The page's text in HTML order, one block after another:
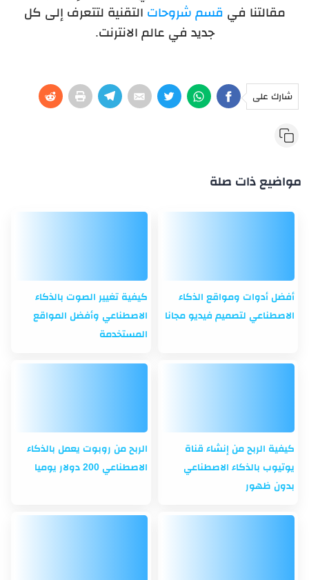
مقالتنا في قسم شروحات التقنية لتتعرف إلى كل
جديد في عالم الانترنت.
شارك على
مواضيع ذات صلة
أفضل أدوات ومواقع الذكاء
الاصطناعي لتصميم فيديو مجانا
كيفية تغيير الصوت بالذكاء
الاصطناعي وأفضل المواقع
المستخدمة
كيفية الربح من إنشاء قناة
يوتيوب بالذكاء الاصطناعي
بدون ظهور
الربح من روبوت يعمل بالذكاء
الاصطناعي 200 دولار يوميا